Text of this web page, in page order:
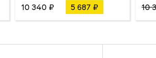
10 340 ₽ 5 687 ₽ 10